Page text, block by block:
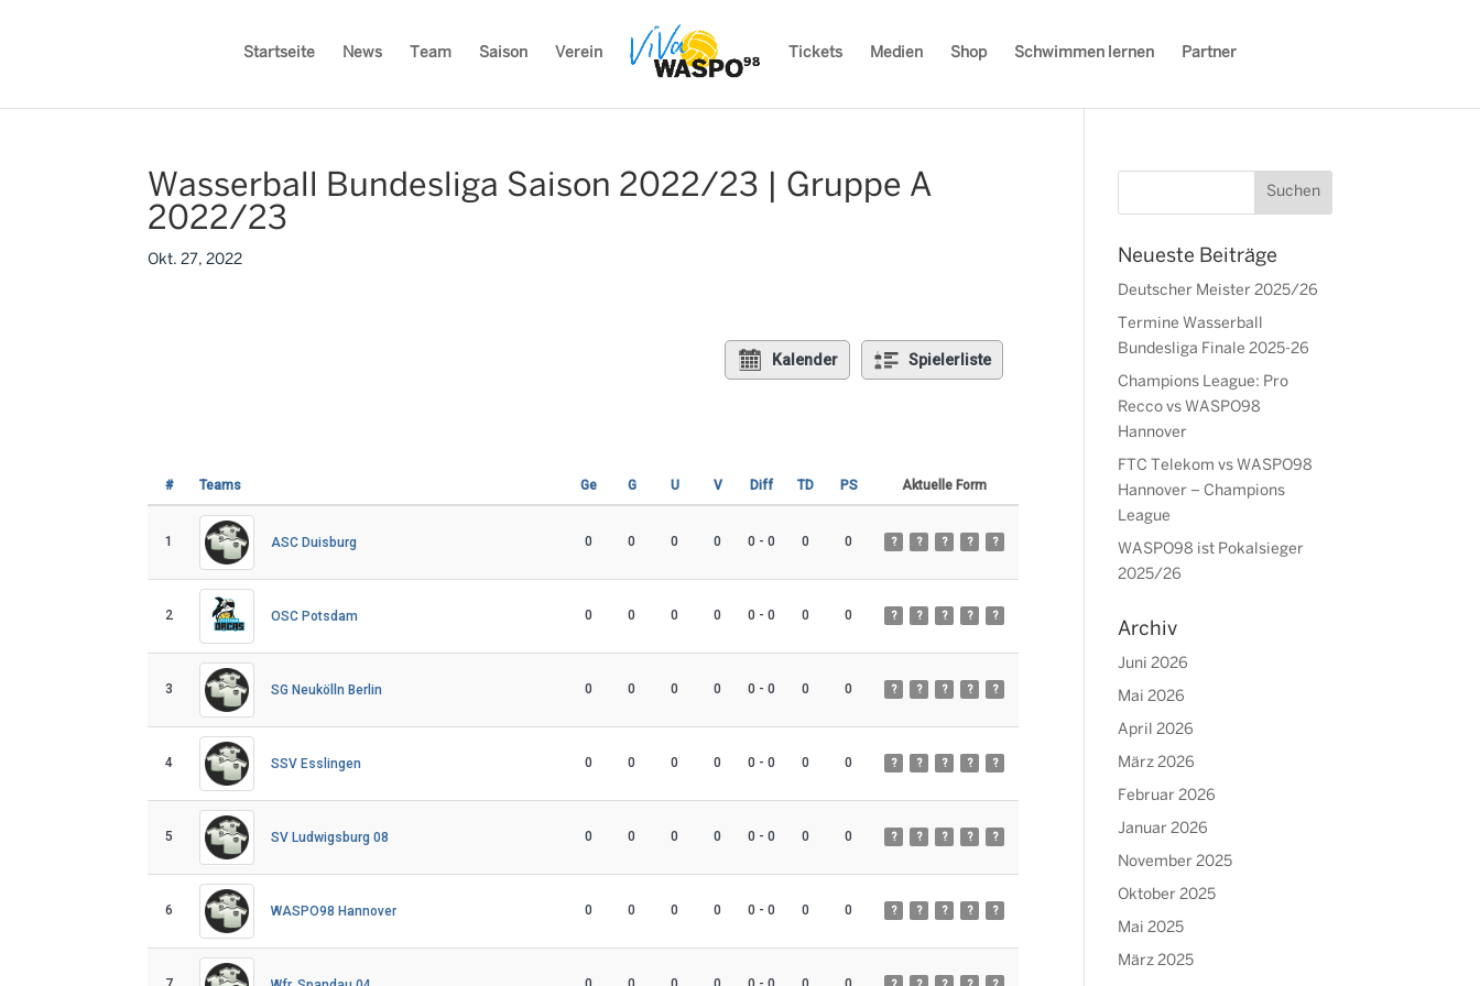
Startseite News Team Saison Verein Tickets Medien Shop Schwimmen lernen Partner
Wasserball Bundesliga Saison 2022/23 | Gruppe A
2022/23
Okt. 27, 2022
Kalender Spielerliste
# Teams Ge G U V Diff TD PS Aktuelle Form
1 ASC Duisburg 0 0 0 0 0 - 0 0 0 ? ? ? ? ?
2 OSC Potsdam 0 0 0 0 0 - 0 0 0 ? ? ? ? ?
3 SG Neukölln Berlin 0 0 0 0 0 - 0 0 0 ? ? ? ? ?
4 SSV Esslingen 0 0 0 0 0 - 0 0 0 ? ? ? ? ?
5 SV Ludwigsburg 08 0 0 0 0 0 - 0 0 0 ? ? ? ? ?
6 WASPO98 Hannover 0 0 0 0 0 - 0 0 0 ? ? ? ? ?
Neueste Beiträge
Deutscher Meister 2025/26
Termine Wasserball
Bundesliga Finale 2025-26
Champions League: Pro
Recco vs WASPO98
Hannover
FTC Telekom vs WASPO98
Hannover – Champions
League
WASPO98 ist Pokalsieger
2025/26
Archiv
Juni 2026
Mai 2026
April 2026
März 2026
Februar 2026
Januar 2026
November 2025
Oktober 2025
Mai 2025
März 2025